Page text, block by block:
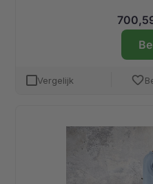
Vergelijk favorite